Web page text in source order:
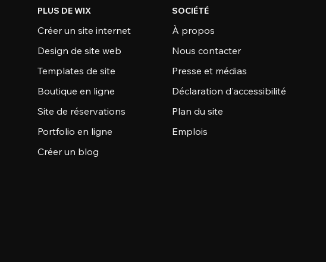
PLUS DE WIX
Créer un site internet
Design de site web
Templates de site
Boutique en ligne
Site de réservations
Portfolio en ligne
Créer un blog
SOCIÉTÉ
À propos
Nous contacter
Presse et médias
Déclaration d'accessibilité
Plan du site
Emplois